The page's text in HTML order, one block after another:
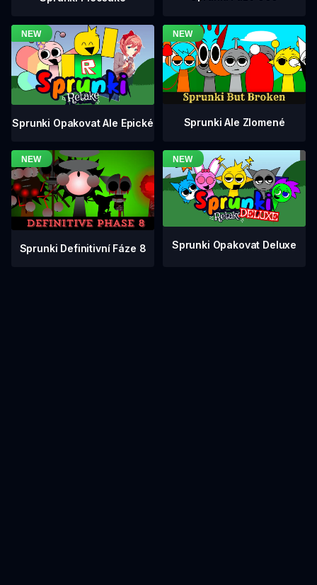
Sprunki Opakovat Ale Epické Sprunki Ale Zlomené
Sprunki Definitivní Fáze 8 Sprunki Opakovat Deluxe